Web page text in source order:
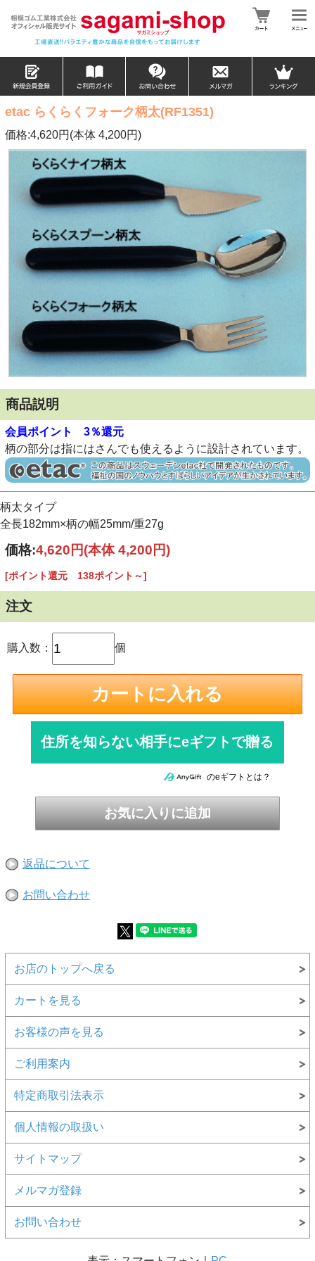
etac らくらくフォーク柄太(RF1351)
価格:4,620円(本体 4,200円)
商品説明
会員ポイント 3％還元
柄の部分は指にはさんでも使えるように設計されています。
柄太タイプ
全長182mm×柄の幅25mm/重27g
価格:4,620円(本体 4,200円)
[ポイント還元 138ポイント～]
注文
購入数： 個
住所を知らない相手にeギフトで贈る
のeギフトとは？
返品について
お問い合わせ
お店のトップへ戻る
カートを見る
お客様の声を見る
ご利用案内
特定商取引法表示
個人情報の取扱い
サイトマップ
メルマガ登録
お問い合わせ